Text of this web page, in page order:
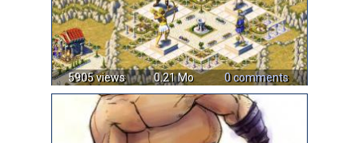
5905 views 0.21 Mo 0 comments